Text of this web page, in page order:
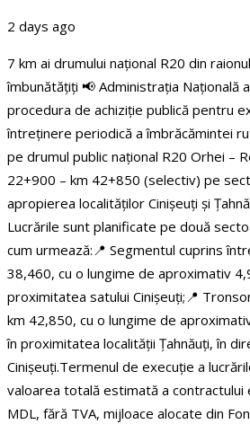
2 days ago
7 km ai drumului național R20 din
îmbunătățiți 📢 Administrația Națională
procedura de achiziție publică pentru
întreținere periodică a îmbrăcămintei
pe drumul public național R20 Orhei –
22+900 – km 42+850 (selectiv) pe
apropierea localităților Cinișeuți și
Lucrările sunt planificate pe două
cum urmează:📍 Segmentul cuprins
38,460, cu o lungime de aproximativ
proximitatea satului Cinișeuți;📍
km 42,850, cu o lungime de
în proximitatea localității Țahnăuți, în
Cinișeuți.Termenul de execuție a
valoarea totală estimată a
MDL, fără TVA, mijloace alocate din